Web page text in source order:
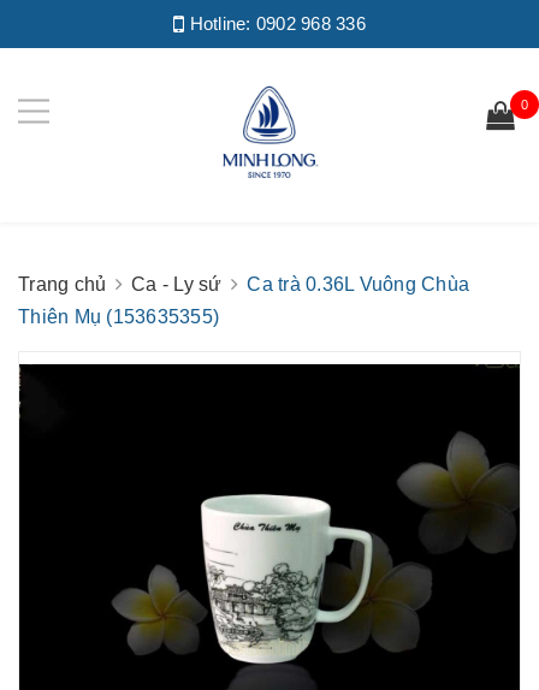
Hotline: 0902 968 336
0
Trang chủ Ca - Ly sứ
Ca trà 0.36L Vuông Chùa
Thiên Mụ (153635355)